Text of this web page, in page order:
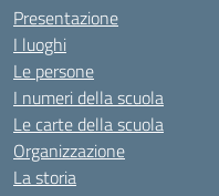
Presentazione
I luoghi
Le persone
I numeri della scuola
Le carte della scuola
Organizzazione
La storia